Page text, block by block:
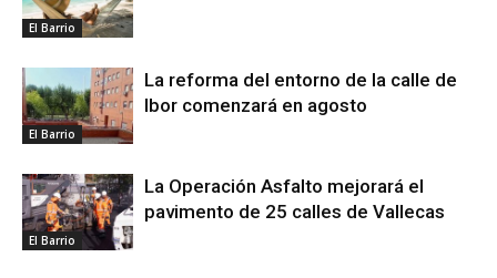
El Barrio
El Barrio
La reforma del entorno de la calle de
Ibor comenzará en agosto
El Barrio
La Operación Asfalto mejorará el
pavimento de 25 calles de Vallecas